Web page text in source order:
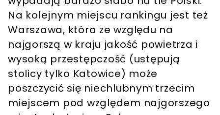
Na kolejnym miejscu rankingu jest też
Warszawa, która ze względu na
najgorszą w kraju jakość powietrza i
wysoką przestępczość (ustępują
stolicy tylko Katowice) może
poszczycić się niechlubnym trzecim
miejscem pod względem najgorszego